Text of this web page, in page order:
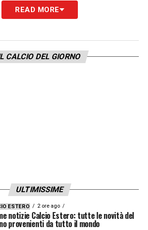
impossibile la sua
Serie A. Il centrocampista
porterebbe una
a bilancio ma permetterebbe al
c’è fretta di risolvere la
anche gli ottimi
danese.
READ MORE
CALCIO DEL GIORNO
ULTIMISSIME
ESTERO 2 ore ago
notizie Calcio Estero: tutte le novità del
provenienti da tutto il mondo